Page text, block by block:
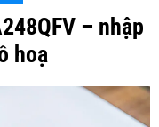
– nhập
hoạ